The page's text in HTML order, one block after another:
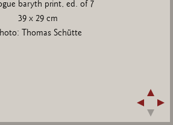
baryth print, ed. of 7
39 x 29 cm
Thomas Schütte